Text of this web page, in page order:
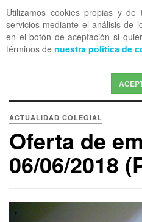
Utilizamos cookies propias y
servicios mediante el análisis de
en el botón de aceptación si
términos de nuestra política de
OFF CANVAS
ACTUALIDAD COLEGIAL
Oferta de
06/06/2018